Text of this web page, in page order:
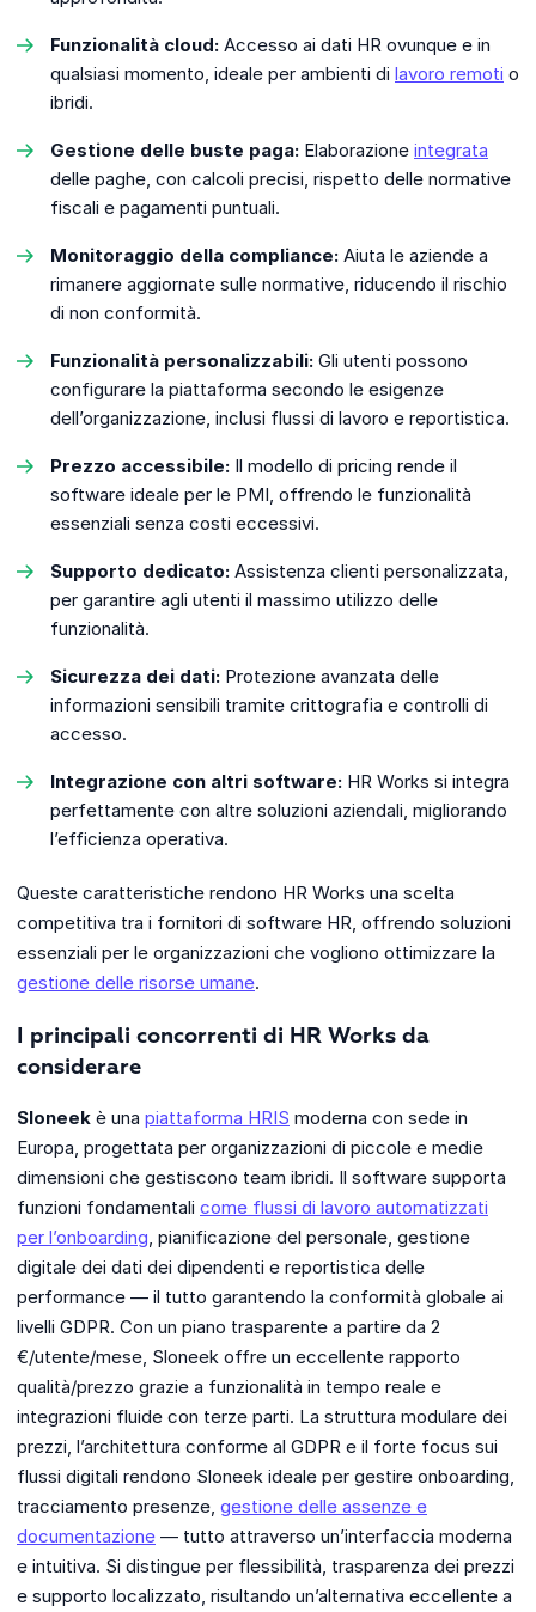
Funzionalità cloud: Accesso ai dati HR ovunque e in
qualsiasi momento, ideale per ambienti di lavoro remoti o
ibridi.
Gestione delle buste paga: Elaborazione integrata
delle paghe, con calcoli precisi, rispetto delle normative
fiscali e pagamenti puntuali.
Monitoraggio della compliance: Aiuta le aziende a
rimanere aggiornate sulle normative, riducendo il rischio
di non conformità.
Funzionalità personalizzabili: Gli utenti possono
configurare la piattaforma secondo le esigenze
dell’organizzazione, inclusi flussi di lavoro e reportistica.
Prezzo accessibile: Il modello di pricing rende il
software ideale per le PMI, offrendo le funzionalità
essenziali senza costi eccessivi.
Supporto dedicato: Assistenza clienti personalizzata,
per garantire agli utenti il massimo utilizzo delle
funzionalità.
Sicurezza dei dati: Protezione avanzata delle
informazioni sensibili tramite crittografia e controlli di
accesso.
Integrazione con altri software: HR Works si integra
perfettamente con altre soluzioni aziendali, migliorando
l’efficienza operativa.
Queste caratteristiche rendono HR Works una scelta
competitiva tra i fornitori di software HR, offrendo soluzioni
essenziali per le organizzazioni che vogliono ottimizzare la
gestione delle risorse umane.
I principali concorrenti di HR Works da
considerare
Sloneek è una piattaforma HRIS moderna con sede in
Europa, progettata per organizzazioni di piccole e medie
dimensioni che gestiscono team ibridi. Il software supporta
funzioni fondamentali come flussi di lavoro automatizzati
per l’onboarding, pianificazione del personale, gestione
digitale dei dati dei dipendenti e reportistica delle
performance — il tutto garantendo la conformità globale ai
livelli GDPR. Con un piano trasparente a partire da 2
€/utente/mese, Sloneek offre un eccellente rapporto
qualità/prezzo grazie a funzionalità in tempo reale e
integrazioni fluide con terze parti. La struttura modulare dei
prezzi, l’architettura conforme al GDPR e il forte focus sui
flussi digitali rendono Sloneek ideale per gestire onboarding,
tracciamento presenze, gestione delle assenze e
documentazione — tutto attraverso un’interfaccia moderna
e intuitiva. Si distingue per flessibilità, trasparenza dei prezzi
e supporto localizzato, risultando un’alternativa eccellente a